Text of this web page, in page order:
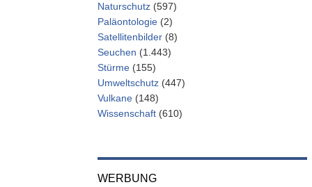
Naturschutz (597)
Paläontologie (2)
Satellitenbilder (8)
Seuchen (1.443)
Stürme (155)
Umweltschutz (447)
Vulkane (148)
Wissenschaft (610)
WERBUNG